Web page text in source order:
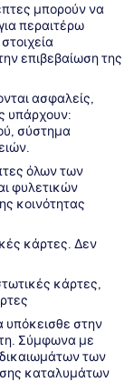
μπορούν να
περαιτέρω
επιβεβαίωση της
ασφαλείς,
υπάρχουν:
σύστημα
όλων των
φυλετικών
κοινότητας
κάρτες. Δεν
κάρτες,
στην
Σύμφωνα με
των
καταλυμάτων